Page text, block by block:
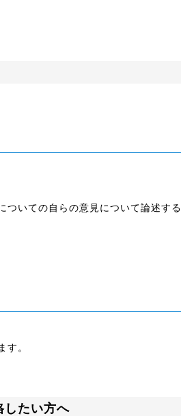
ついての自らの意見について論述する
す。
したい方へ